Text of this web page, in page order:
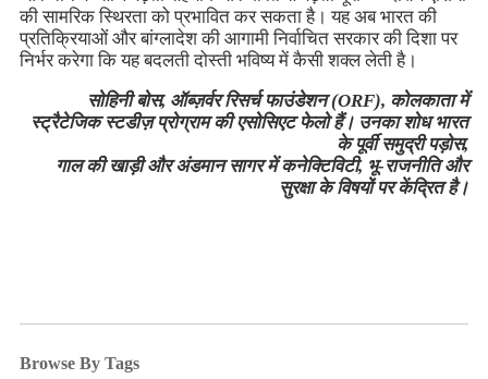
की सामरिक स्थिरता को प्रभावित कर सकता है। यह अब भारत की
प्रतिक्रियाओं और बांग्लादेश की आगामी निर्वाचित सरकार की दिशा पर
निर्भर करेगा कि यह बदलती दोस्ती भविष्य में कैसी शक्ल लेती है।
सोहिनी बोस, ऑब्ज़र्वर रिसर्च फाउंडेशन (ORF), कोलकाता में
स्ट्रैटेजिक स्टडीज़ प्रोग्राम की एसोसिएट फेलो हैं। उनका शोध भारत
के पूर्वी समुद्री पड़ोस,
गाल की खाड़ी और अंडमान सागर में कनेक्टिविटी, भू-राजनीति और
सुरक्षा के विषयों पर केंद्रित है।
Browse By Tags